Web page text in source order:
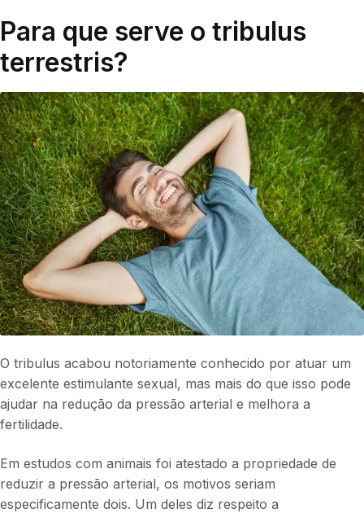
Para que serve o tribulus
terrestris?
O tribulus acabou notoriamente conhecido por atuar um
excelente estimulante sexual, mas mais do que isso pode
ajudar na redução da pressão arterial e melhora a
fertilidade.
Em estudos com animais foi atestado a propriedade de
reduzir a pressão arterial, os motivos seriam
especificamente dois. Um deles diz respeito a